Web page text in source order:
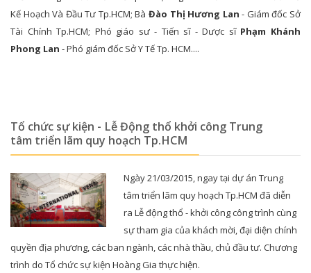
Kế Hoạch Và Đầu Tư Tp.HCM; Bà Đào Thị Hương Lan - Giám đốc Sở
Tài Chính Tp.HCM; Phó giáo sư - Tiến sĩ - Dược sĩ Phạm Khánh
Phong Lan - Phó giám đốc Sở Y Tế Tp. HCM....
Tổ chức sự kiện - Lễ Động thổ khởi công Trung
tâm triển lãm quy hoạch Tp.HCM
Ngày 21/03/2015, ngay tại dự án Trung
tâm triển lãm quy hoạch Tp.HCM đã diễn
ra Lễ động thổ - khởi công công trình cùng
sự tham gia của khách mời, đại diện chính
quyền địa phương, các ban ngành, các nhà thầu, chủ đầu tư. Chương
trình do Tổ chức sự kiện Hoàng Gia thực hiện.